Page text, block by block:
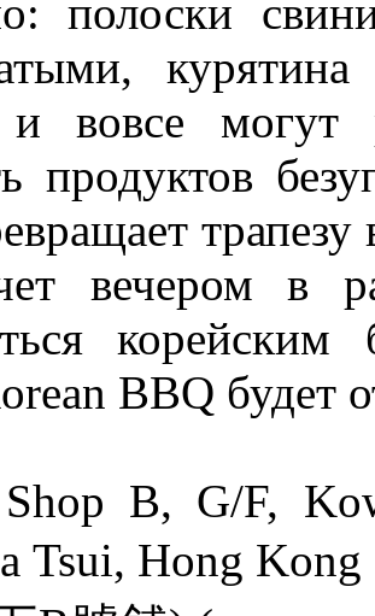
полоски
и вовсе могут
продуктов
вечером в
BBQ будет
B, G/F,
Tsui, Hong